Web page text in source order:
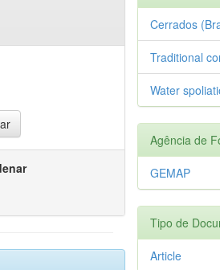
Cerrados
Traditional
Water
Agência de
GEMAP
Tipo de
Article